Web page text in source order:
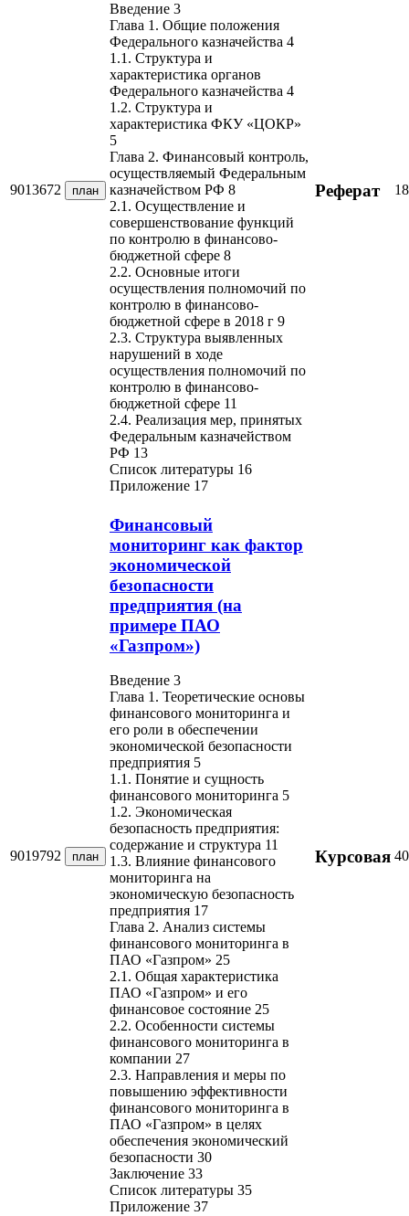
9013672 план
Введение 3
Глава 1. Общие положения
Федерального казначейства 4
1.1. Структура и
характеристика органов
Федерального казначейства 4
1.2. Структура и
характеристика ФКУ «ЦОКР»
5
Глава 2. Финансовый контроль,
осуществляемый Федеральным
казначейством РФ 8
2.1. Осуществление и
совершенствование функций
по контролю в финансово-
бюджетной сфере 8
2.2. Основные итоги
осуществления полномочий по
контролю в финансово-
бюджетной сфере в 2018 г 9
2.3. Структура выявленных
нарушений в ходе
осуществления полномочий по
контролю в финансово-
бюджетной сфере 11
2.4. Реализация мер, принятых
Федеральным казначейством
РФ 13
Список литературы 16
Приложение 17
Реферат 18
9019792 план
Финансовый
мониторинг как фактор
экономической
безопасности
предприятия (на
примере ПАО
«Газпром»)
Введение 3
Глава 1. Теоретические основы
финансового мониторинга и
его роли в обеспечении
экономической безопасности
предприятия 5
1.1. Понятие и сущность
финансового мониторинга 5
1.2. Экономическая
безопасность предприятия:
содержание и структура 11
1.3. Влияние финансового
мониторинга на
экономическую безопасность
предприятия 17
Глава 2. Анализ системы
финансового мониторинга в
ПАО «Газпром» 25
2.1. Общая характеристика
ПАО «Газпром» и его
финансовое состояние 25
2.2. Особенности системы
финансового мониторинга в
компании 27
2.3. Направления и меры по
повышению эффективности
финансового мониторинга в
ПАО «Газпром» в целях
обеспечения экономический
безопасности 30
Заключение 33
Список литературы 35
Приложение 37
Курсовая 40